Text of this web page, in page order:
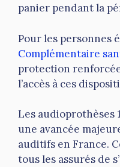
panier pendant la
Pour les personnes
Complémentaire
protection
l’accès à ces
Les audioprothèses
une avancée
auditifs en France.
tous les assurés de